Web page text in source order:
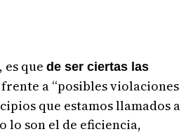
que de ser ciertas las
a “posibles violaciones
que estamos llamados a
lo son el de eficiencia,